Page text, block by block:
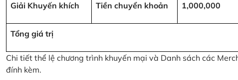
Giải Khuyến khích Tiền chuyển khoản 1,000,000
Tổng giá trị
Chi tiết thể lệ chương trình khuyến mại và Danh sách các
đính kèm.